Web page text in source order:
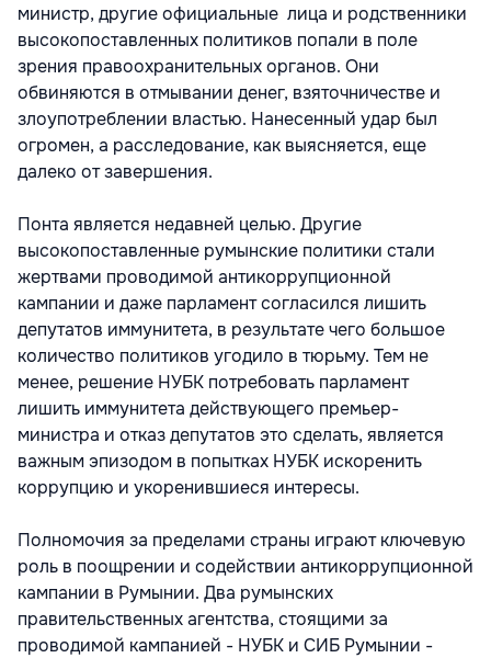
министр, другие официальные лица и родственники
высокопоставленных политиков попали в поле
зрения правоохранительных органов. Они
обвиняются в отмывании денег, взяточничестве и
злоупотреблении властью. Нанесенный удар был
огромен, а расследование, как выясняется, еще
далеко от завершения.
Понта является недавней целью. Другие
высокопоставленные румынские политики стали
жертвами проводимой антикоррупционной
кампании и даже парламент согласился лишить
депутатов иммунитета, в результате чего большое
количество политиков угодило в тюрьму. Тем не
менее, решение НУБК потребовать парламент
лишить иммунитета действующего премьер-
министра и отказ депутатов это сделать, является
важным эпизодом в попытках НУБК искоренить
коррупцию и укоренившиеся интересы.
Полномочия за пределами страны играют ключевую
роль в поощрении и содействии антикоррупционной
кампании в Румынии. Два румынских
правительственных агентства, стоящими за
проводимой кампанией - НУБК и СИБ Румынии -